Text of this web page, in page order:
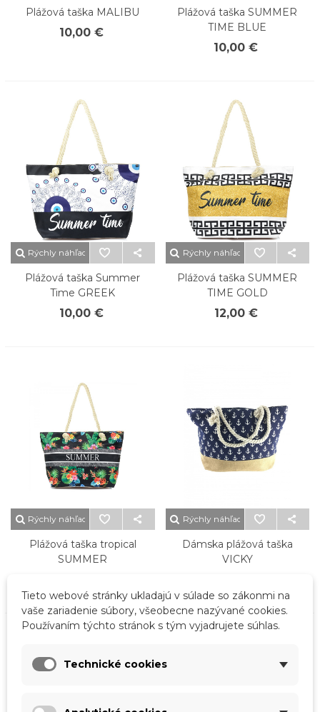
Plážová taška MALIBU
10,00 €
Plážová taška SUMMER
TIME BLUE
10,00 €
Rýchly náhľad
Plážová taška Summer
Time GREEK
10,00 €
Rýchly náhľad
Plážová taška SUMMER
TIME GOLD
12,00 €
Rýchly náhľad
Plážová taška tropical
SUMMER
Rýchly náhľad
Dámska plážová taška
VICKY
Tieto webové stránky ukladajú v súlade so zákonmi na
vaše zariadenie súbory, všeobecne nazývané cookies.
Používaním týchto stránok s tým vyjadrujete súhlas.
Technické cookies